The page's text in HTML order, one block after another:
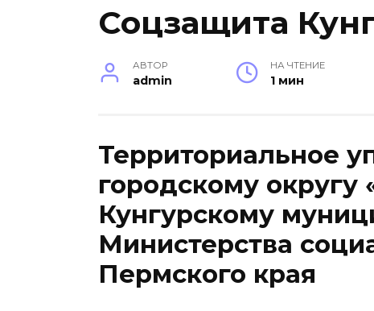
Соцзащита
АВТОР
admin
НА ЧТЕНИЕ
1 мин
Территориальное
городскому округу
Кунгурскому
Министерства
Пермского края